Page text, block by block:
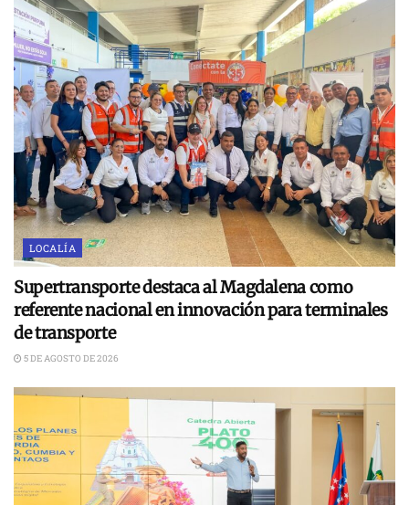
LOCALÍA
Supertransporte destaca al Magdalena como
referente nacional en innovación para terminales
de transporte
5 DE AGOSTO DE 2026